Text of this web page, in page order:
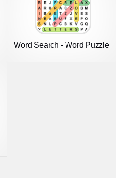
Word Search - Word Puzzle